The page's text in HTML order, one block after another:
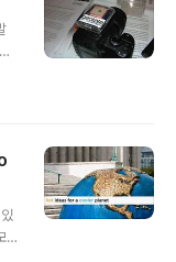
,